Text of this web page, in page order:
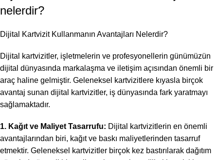
nelerdir?
Dijital Kartvizit Kullanmanın Avantajları Nelerdir?
Dijital kartvizitler, işletmelerin ve profesyonellerin günümüzün
dijital dünyasında markalaşma ve iletişim açısından önemli bir
araç haline gelmiştir. Geleneksel kartvizitlere kıyasla birçok
avantaj sunan dijital kartvizitler, iş dünyasında fark yaratmayı
sağlamaktadır.
1. Kağıt ve Maliyet Tasarrufu: Dijital kartvizitlerin en önemli
avantajlarından biri, kağıt ve baskı maliyetlerinden tasarruf
etmektir. Geleneksel kartvizitler birçok kez bastırılarak dağıtım